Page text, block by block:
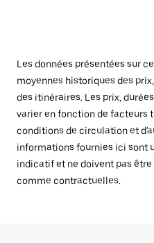
Les données présentées sur
moyennes historiques des
des itinéraires. Les prix,
varier en fonction de facteurs
conditions de circulation et
informations fournies ici sont
indicatif et ne doivent pas
comme contractuelles.